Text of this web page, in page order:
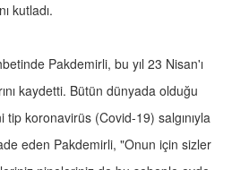
kutladı.
Pakdemirli, bu yıl 23 Nisan'ı
kaydetti. Bütün dünyada olduğu
koronavirüs (Covid-19) salgınıyla
eden Pakdemirli, "Onun için sizler